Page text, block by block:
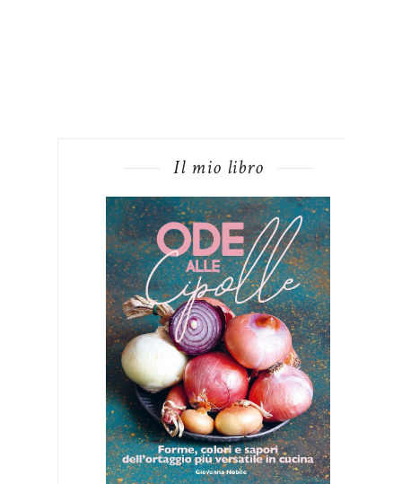
Il mio libro